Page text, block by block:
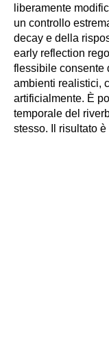
liberamente
un controllo
decay e della
early reflection
flessibile consente
ambienti realistici,
artificialmente. È
temporale del
stesso. Il risultato